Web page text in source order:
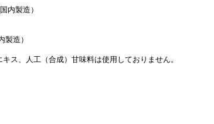
内製造）
製造）
ス、人工（合成）甘味料は使用しておりません。